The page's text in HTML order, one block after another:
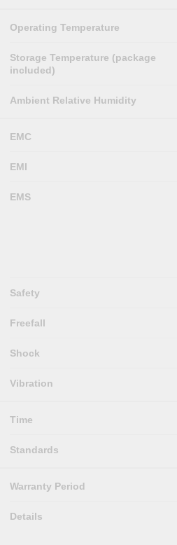
Operating Temperature
Storage Temperature (package
included)
Ambient Relative Humidity
EMC
EMI
EMS
Safety
Freefall
Shock
Vibration
Time
Standards
Warranty Period
Details